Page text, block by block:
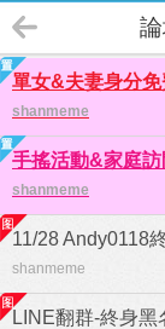
單女&夫妻身分
shanmeme
手搖活動&家庭
shanmeme
11/28 Andy0118
shanmeme
LINE翻群-終身黑